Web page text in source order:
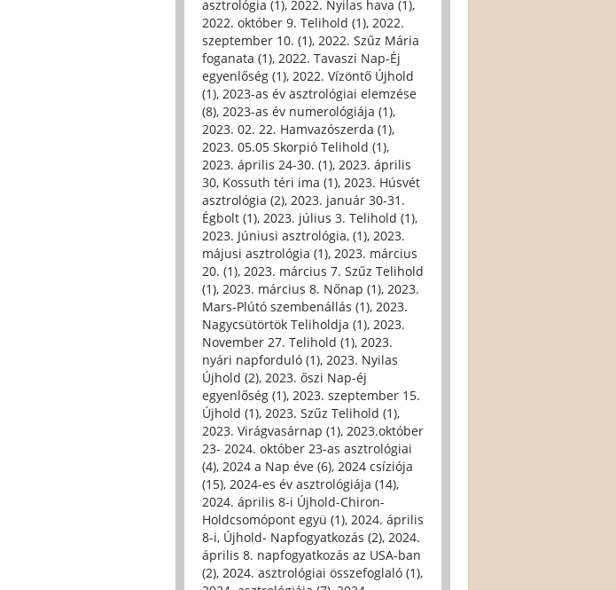
asztrológia (1), 2022. Nyilas hava (1),
2022. október 9. Telihold (1), 2022.
szeptember 10. (1), 2022. Szűz Mária
foganata (1), 2022. Tavaszi Nap-Éj
egyenlőség (1), 2022. Vízöntő Újhold
(1), 2023-as év asztrológiai elemzése
(8), 2023-as év numerológiája (1),
2023. 02. 22. Hamvazószerda (1),
2023. 05.05 Skorpió Telihold (1),
2023. április 24-30. (1), 2023. április
30, Kossuth téri ima (1), 2023. Húsvét
asztrológia (2), 2023. január 30-31.
Égbolt (1), 2023. július 3. Telihold (1),
2023. Júniusi asztrológia, (1), 2023.
májusi asztrológia (1), 2023. március
20. (1), 2023. március 7. Szűz Telihold
(1), 2023. március 8. Nőnap (1), 2023.
Mars-Plútó szembenállás (1), 2023.
Nagycsütörtök Teliholdja (1), 2023.
November 27. Telihold (1), 2023.
nyári napforduló (1), 2023. Nyilas
Újhold (2), 2023. őszi Nap-éj
egyenlőség (1), 2023. szeptember 15.
Újhold (1), 2023. Szűz Telihold (1),
2023. Virágvasárnap (1), 2023.október
23- 2024. október 23-as asztrológiai
(4), 2024 a Nap éve (6), 2024 csíziója
(15), 2024-es év asztrológiája (14),
2024. április 8-i Újhold-Chiron-
Holdcsomópont együ (1), 2024. április
8-i, Újhold- Napfogyatkozás (2), 2024.
április 8. napfogyatkozás az USA-ban
(2), 2024. asztrológiai összefoglaló (1),